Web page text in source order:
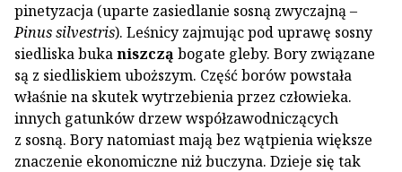
pinetyzacja (uparte zasiedlanie sosną zwyczajną –
Pinus silvestris). Leśnicy zajmując pod uprawę sosny
siedliska bukaniszczą bogate gleby. Bory związane
są z siedliskiem uboższym. Część borów powstała
właśnie na skutek wytrzebienia przez człowieka.
innych gatunków drzew współzawodniczących
z sosną. Bory natomiast mają bez wątpienia większe
znaczenie ekonomiczne niż buczyna. Dzieje się tak